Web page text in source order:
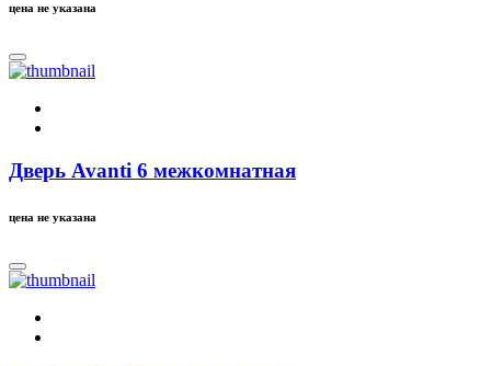
цена не указана
Дверь Avanti 6 межкомнатная
цена не указана